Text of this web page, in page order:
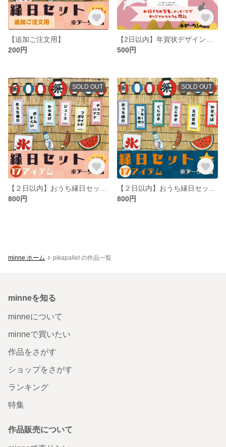
【追加ご注文用】
200円
500円
SOLD OUT
800円
SOLD OUT
800円
minne ホーム pikapallet の作品一覧
minneを知る
minneについて
minneで買いたい
作品をさがす
ショップをさがす
ランキング
特集
作品販売について